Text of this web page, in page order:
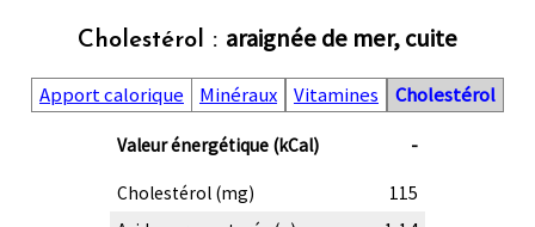
Cholestérol : araignée de mer, cuite
Apport calorique Minéraux Vitamines Cholestérol
Valeur énergétique (kCal) -
Cholestérol (mg)
115